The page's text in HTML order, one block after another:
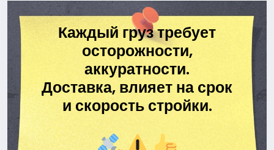
Каждый груз требует
осторожности,
аккуратности.
Доставка, влияет на срок
и скорость стройки.